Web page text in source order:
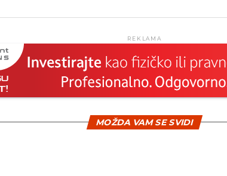
REKLAMA
MOŽDA VAM SE SVIDI